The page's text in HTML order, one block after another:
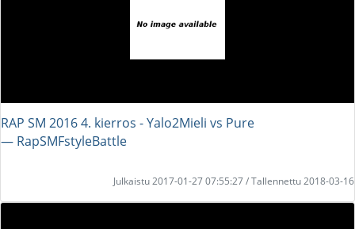
RAP SM 2016 4. kierros - Yalo2Mieli vs Pure
― RapSMFstyleBattle
Julkaistu 2017-01-27 07:55:27 / Tallennettu 2018-03-16